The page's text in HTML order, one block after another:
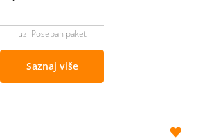
uz Poseban paket
Saznaj više